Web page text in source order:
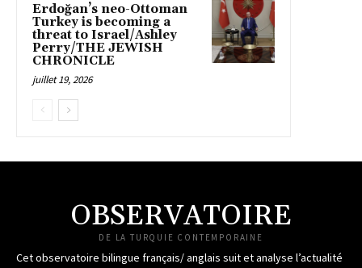
Erdoğan’s neo-Ottoman
Turkey is becoming a
threat to Israel/Ashley
Perry/THE JEWISH
CHRONICLE
juillet 19, 2026
OBSERVATOIRE
DE LA TURQUIE CONTEMPORAINE
Cet observatoire bilingue français/ anglais suit et analyse l’actualité